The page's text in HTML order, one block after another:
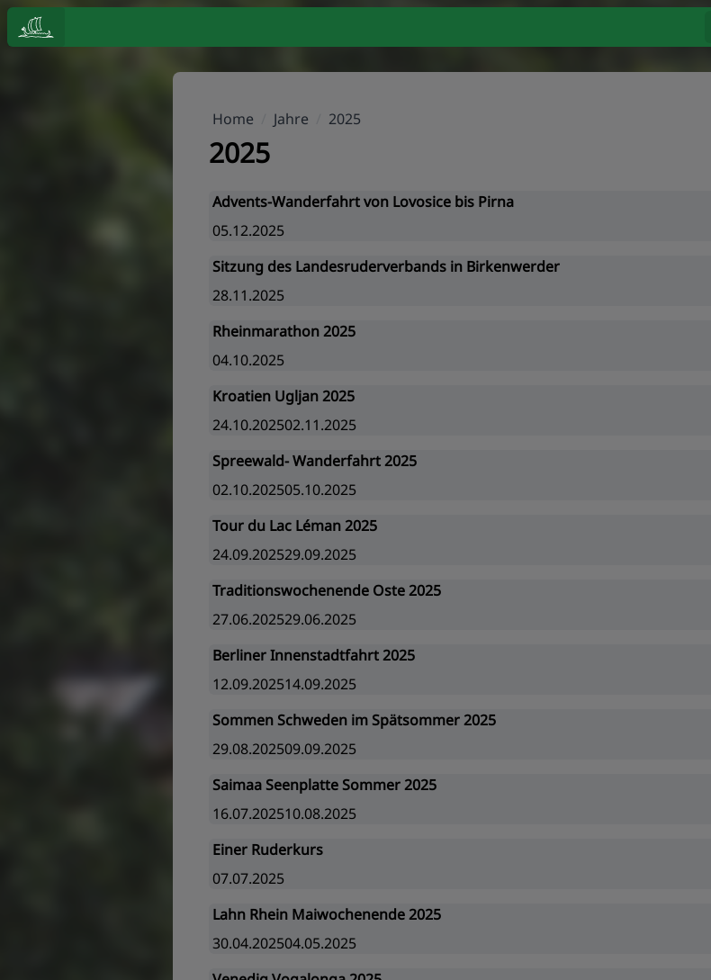
Home Jahre 2025
2025
Advents-Wanderfahrt von Lovosice bis Pirna
05.12.2025
Sitzung des Landesruderverbands in Birkenwerder
28.11.2025
Rheinmarathon 2025
04.10.2025
Kroatien Ugljan 2025
24.10.202502.11.2025
Spreewald- Wanderfahrt 2025
02.10.202505.10.2025
Tour du Lac Léman 2025
24.09.202529.09.2025
Traditionswochenende Oste 2025
27.06.202529.06.2025
Berliner Innenstadtfahrt 2025
12.09.202514.09.2025
Sommen Schweden im Spätsommer 2025
29.08.202509.09.2025
Saimaa Seenplatte Sommer 2025
16.07.202510.08.2025
Einer Ruderkurs
07.07.2025
Lahn Rhein Maiwochenende 2025
30.04.202504.05.2025